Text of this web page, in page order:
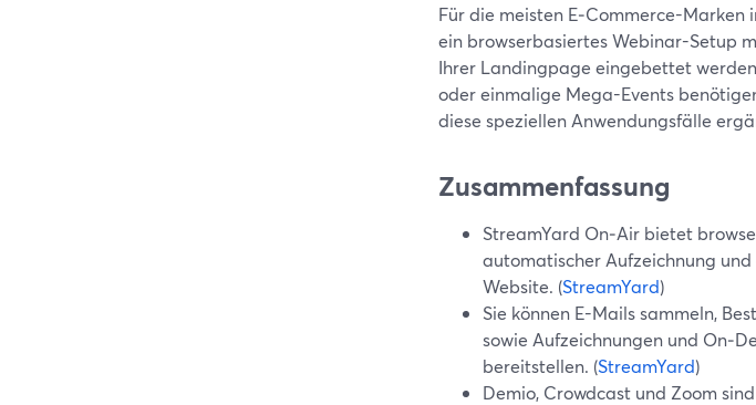
Für die meisten E‑Commerce-
ein browserbasiertes Webinar-Setup
Ihrer Landingpage eingebettet
oder einmalige Mega-Events
diese speziellen Anwendungsfälle
Zusammenfassung
StreamYard On‑Air bietet
automatischer Aufzeichnung
Website. (StreamYard)
Sie können E-Mails sammeln,
sowie Aufzeichnungen und
bereitstellen. (StreamYard)
Demio, Crowdcast und Zoom